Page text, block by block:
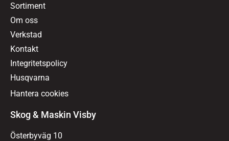
Sortiment
Om oss
Verkstad
Kontakt
Integritetspolicy
Husqvarna
Hantera cookies
Skog & Maskin Visby
Österbyväg 10